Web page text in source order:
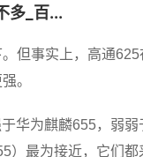
多_百...
但事实上，高通
。
华为麒麟655，弱弱
）最为接近，它们都